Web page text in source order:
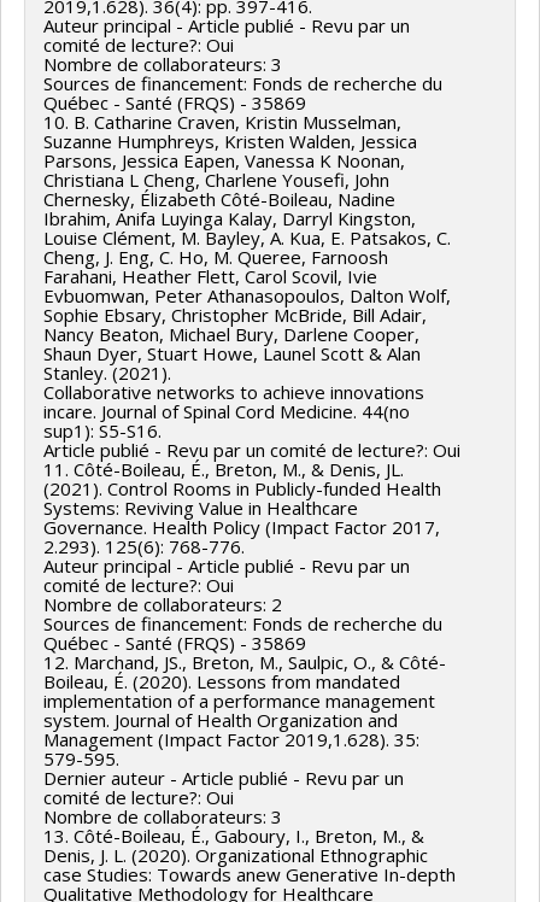
2019,1.628). 36(4): pp. 397-416.
Auteur principal - Article publié - Revu par un
comité de lecture?: Oui
Nombre de collaborateurs: 3
Sources de financement: Fonds de recherche du
Québec - Santé (FRQS) - 35869
10. B. Catharine Craven, Kristin Musselman,
Suzanne Humphreys, Kristen Walden, Jessica
Parsons, Jessica Eapen, Vanessa K Noonan,
Christiana L Cheng, Charlene Yousefi, John
Chernesky, Élizabeth Côté-Boileau, Nadine
Ibrahim, Anifa Luyinga Kalay, Darryl Kingston,
Louise Clément, M. Bayley, A. Kua, E. Patsakos, C.
Cheng, J. Eng, C. Ho, M. Queree, Farnoosh
Farahani, Heather Flett, Carol Scovil, Ivie
Evbuomwan, Peter Athanasopoulos, Dalton Wolf,
Sophie Ebsary, Christopher McBride, Bill Adair,
Nancy Beaton, Michael Bury, Darlene Cooper,
Shaun Dyer, Stuart Howe, Launel Scott & Alan
Stanley. (2021).
Collaborative networks to achieve innovations
incare. Journal of Spinal Cord Medicine. 44(no
sup1): S5-S16.
Article publié - Revu par un comité de lecture?: Oui
11. Côté-Boileau, É., Breton, M., & Denis, JL.
(2021). Control Rooms in Publicly-funded Health
Systems: Reviving Value in Healthcare
Governance. Health Policy (Impact Factor 2017,
2.293). 125(6): 768-776.
Auteur principal - Article publié - Revu par un
comité de lecture?: Oui
Nombre de collaborateurs: 2
Sources de financement: Fonds de recherche du
Québec - Santé (FRQS) - 35869
12. Marchand, JS., Breton, M., Saulpic, O., & Côté-
Boileau, É. (2020). Lessons from mandated
implementation of a performance management
system. Journal of Health Organization and
Management (Impact Factor 2019,1.628). 35:
579-595.
Dernier auteur - Article publié - Revu par un
comité de lecture?: Oui
Nombre de collaborateurs: 3
13. Côté-Boileau, É., Gaboury, I., Breton, M., &
Denis, J. L. (2020). Organizational Ethnographic
case Studies: Towards anew Generative In-depth
Qualitative Methodology for Healthcare